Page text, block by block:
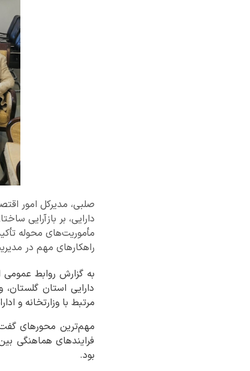
صلبی، مدیرکل امور
دارایی، بر بازآرایی
مأموریت‌های محوله
راهکارهای مهم در
به گزارش روابط عمومی
دارایی استان
مرتبط با وزارتخانه و
مهم‌ترین محورهای
فرایندهای هماهنگی
بود.